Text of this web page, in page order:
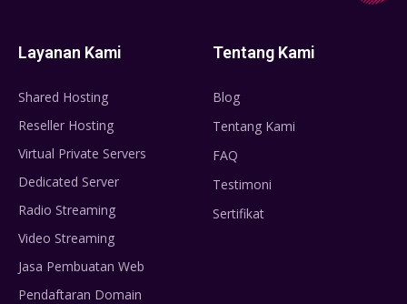
Layanan Kami
Shared Hosting
Reseller Hosting
Virtual Private Servers
Dedicated Server
Radio Streaming
Video Streaming
Jasa Pembuatan Web
Pendaftaran Domain
Tentang Kami
Blog
Tentang Kami
FAQ
Testimoni
Sertifikat